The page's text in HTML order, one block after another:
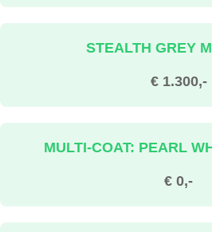
€ 1.300,-
STEALTH GREY
€ 0,-
MULTI-COAT: PEARL